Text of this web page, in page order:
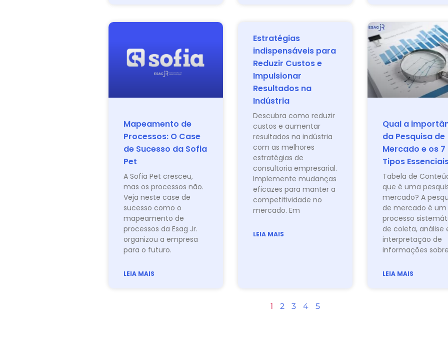
Mapeamento de
Processos: O Case
de Sucesso da Sofia
Pet
A Sofia Pet cresceu,
mas os processos não.
Veja neste case de
sucesso como o
mapeamento de
processos da Esag Jr.
organizou a empresa
para o futuro.
LEIA MAIS
Estratégias
indispensáveis para
Reduzir Custos e
Impulsionar
Resultados na
Indústria
Descubra como reduzir
custos e aumentar
resultados na indústria
com as melhores
estratégias de
consultoria empresarial.
Implemente mudanças
eficazes para manter a
competitividade no
mercado. Em
LEIA MAIS
Qual a
da Pesquisa de
Mercado e os 7
Tipos
Tabela de
que é uma
mercado? A
de mercado é um
processo
de coleta, análise
interpretação de
informações sobre
LEIA MAIS
1 2 3 4 5